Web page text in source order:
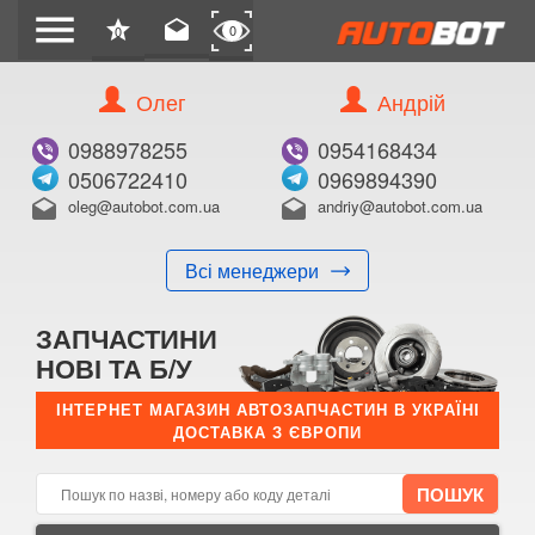
menu star
0 drafts 0
Олег
0988978255
0506722410
drafts oleg@autobot.com.ua
Всі менеджери
Андрій
0954168434
0969894390
drafts andriy@autobot.com.ua
ЗАПЧАСТИНИ
НОВІ ТА Б/У
ІНТЕРНЕТ МАГАЗИН АВТОЗАПЧАСТИН В УКРАЇНІ
ДОСТАВКА З ЄВРОПИ
КУПИТИ
Оригінальний номер:
Примітка:
E-mail:
Телефон: